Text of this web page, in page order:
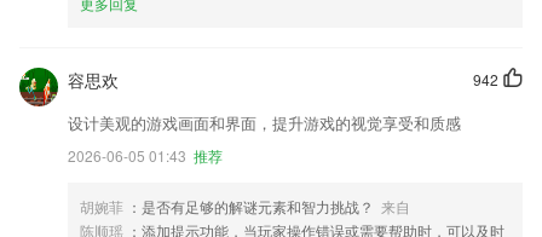
942
容思欢
设计美观的游戏画面和界面，提升游戏的视觉享受和质感
2026-06-05 01:43 推荐
胡婉菲 ：是否有足够的解谜元素和智力挑战？ 来自
陈顺瑶 ：添加提示功能，当玩家操作错误或需要帮助时，可以及时